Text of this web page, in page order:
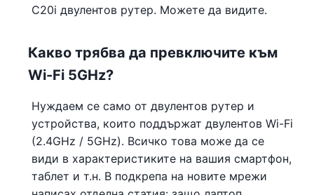
C20i двулентов рутер. Можете да видите.
Какво трябва да превключите към
Wi-Fi 5GHz?
Нуждаем се само от двулентов рутер и
устройства, които поддържат двулентов Wi-Fi
(2.4GHz / 5GHz). Всичко това може да се
види в характеристиките на вашия смартфон,
таблет и т.н. В подкрепа на новите мрежи